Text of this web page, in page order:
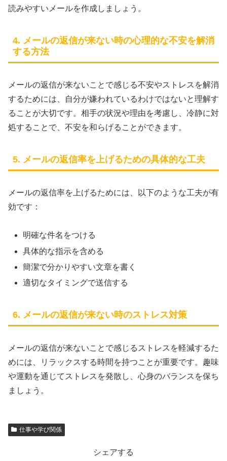
読みやすいメールを作成しましょう。
4. メールの返信が来ない時の心理的な不安を解消
する方法
メールの返信が来ないことで感じる不安やストレスを解消
するためには、自分が嫌われているわけではないと理解す
ることが大切です。相手の状況や理由を考慮し、冷静に対
処することで、不安を和らげることができます。
5. メールの返信率を上げるための具体的な工夫
メールの返信率を上げるためには、以下のような工夫が有
効です：
明確な件名をつける
具体的な指示を含める
簡潔で分かりやすい文章を書く
適切なタイミングで送信する
6. メールの返信が来ない時のストレス対策
メールの返信が来ないことで感じるストレスを軽減するた
めには、リラックスする時間を持つことが重要です。趣味
や運動を通じてストレスを発散し、心身のバランスを保ち
ましょう。
仕事や学び関係
シェアする